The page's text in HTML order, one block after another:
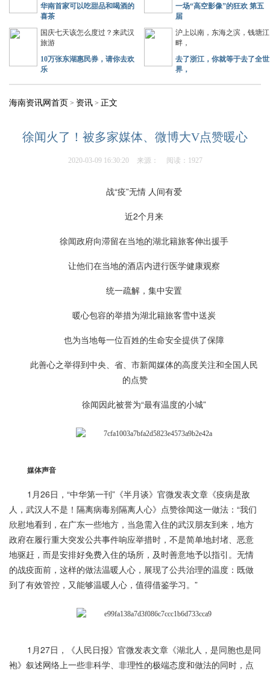
华南首家可以吃甜品和喝酒的
喜茶
一场“高空影像”的狂欢 第五
届
国庆七天该怎么度过？来武汉
旅游
10万张东湖惠民券，请你去欢
乐
沪上以南，东海之滨，钱塘江
畔，
去了浙江，你就等于去了全世
界，
海南资讯网首页 > 资讯 > 正文
徐闻火了！被多家媒体、微博大V点赞暖心
2020-03-09 16:30:20 来源： 阅读：1927
战“疫”无情 人间有爱
近2个月来
徐闻政府向滞留在当地的湖北籍旅客伸出援手
让他们在当地的酒店内进行医学健康观察
统一疏解，集中安置
暖心包容的举措为湖北籍旅客雪中送炭
也为当地每一位百姓的生命安全提供了保障
此善心之举得到中央、省、市新闻媒体的高度关注和全国人民
的点赞
徐闻因此被誉为“最有温度的小城”
媒体声音
1月26日，“中华第一刊”《半月谈》官微发表文章《疫病是敌
人，武汉人不是！隔离病毒别隔离人心》点赞徐闻这一做法：“我们
欣慰地看到，在广东一些地方，当急需入住的武汉朋友到来，地方
政府在履行重大突发公共事件响应举措时，不是简单地封堵、恶意
地驱赶，而是安排好免费入住的场所，及时善意地予以指引。无情
的战疫面前，这样的做法温暖人心，展现了公共治理的温度：既做
到了有效管控，又能够温暖人心，值得借鉴学习。”
1月27日，《人民日报》官微发表文章《湖北人，是同胞也是同
袍》叙述网络上一些非科学、非理性的极端态度和做法的同时，点